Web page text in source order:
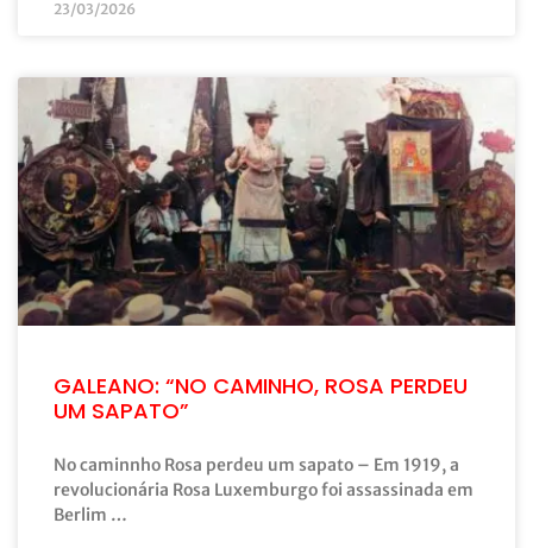
23/03/2026
GALEANO: “NO CAMINHO, ROSA PERDEU
UM SAPATO”
No caminnho Rosa perdeu um sapato – Em 1919, a
revolucionária Rosa Luxemburgo foi assassinada em
Berlim …